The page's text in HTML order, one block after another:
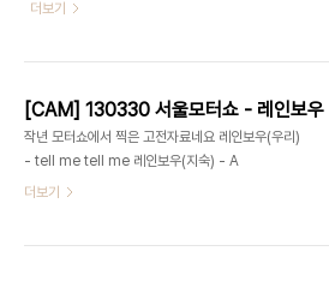
더보기
작년 모터쇼에서 찍은 고전자료네요 레인보우(우리)
- tell me tell me 레인보우(지숙) - A
더보기